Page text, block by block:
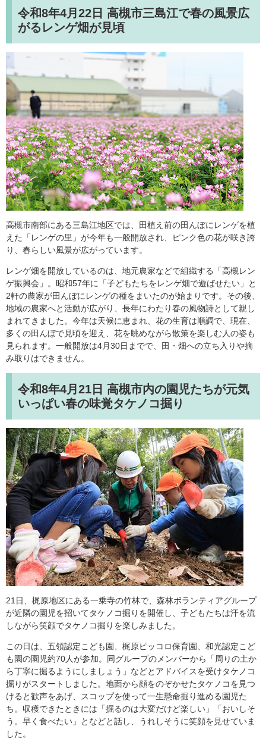
令和8年4月22日 高槻市三島江で春の風景広
がるレンゲ畑が見頃
高槻市南部にある三島江地区では、田植え前の田んぼにレンゲを植
えた「レンゲの里」が今年も一般開放され、ピンク色の花が咲き誇
り、春らしい風景が広がっています。
レンゲ畑を開放しているのは、地元農家などで組織する「高槻レン
ゲ振興会」。昭和57年に「子どもたちをレンゲ畑で遊ばせたい」と
2軒の農家が田んぼにレンゲの種をまいたのが始まりです。その後、
地域の農家へと活動が広がり、長年にわたり春の風物詩として親し
まれてきました。今年は天候に恵まれ、花の生育は順調で、現在、
多くの田んぼで見頃を迎え、花を眺めながら散策を楽しむ人の姿も
見られます。一般開放は4月30日までで、田・畑への立ち入りや摘
み取りはできません。
令和8年4月21日 高槻市内の園児たちが元気
いっぱい春の味覚タケノコ掘り
21日、梶原地区にある一乗寺の竹林で、森林ボランティアグループ
が近隣の園児を招いてタケノコ掘りを開催し、子どもたちは汗を流
しながら笑顔でタケノコ掘りを楽しみました。
この日は、五領認定こども園、梶原ピッコロ保育園、和光認定こど
も園の園児約70人が参加。同グループのメンバーから「周りの土か
ら丁寧に掘るようにしましょう」などとアドバイスを受けタケノコ
掘りがスタートしました。地面から顔をのぞかせたタケノコを見つ
けると歓声をあげ、スコップを使って一生懸命掘り進める園児た
ち。収穫できたときには「掘るのは大変だけど楽しい」「おいしそ
う。早く食べたい」となどと話し、うれしそうに笑顔を見せていま
した。